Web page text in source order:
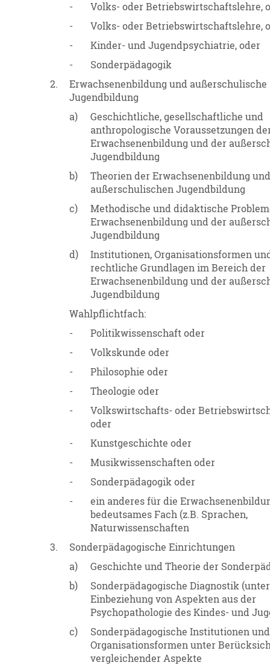
-
Volks- oder Betriebswirtschaftslehre,
-
Volks- oder Betriebswirtschaftslehre,
-
Kinder- und Jugendpsychiatrie, oder
-
Sonderpädagogik
2.
Erwachsenenbildung und außerschulische
Jugendbildung
a)
Geschichtliche, gesellschaftliche und
anthropologische Voraussetzungen
Erwachsenenbildung und der
Jugendbildung
b)
Theorien der Erwachsenenbildung
außerschulischen Jugendbildung
c)
Methodische und didaktische
Erwachsenenbildung und der
Jugendbildung
d)
Institutionen, Organisationsformen
rechtliche Grundlagen im Bereich der
Erwachsenenbildung und der
Jugendbildung
Wahlpflichtfach:
-
Politikwissenschaft oder
-
Volkskunde oder
-
Philosophie oder
-
Theologie oder
-
Volkswirtschafts- oder
oder
-
Kunstgeschichte oder
-
Musikwissenschaften oder
-
Sonderpädagogik oder
-
ein anderes für die
bedeutsames Fach (z.B. Sprachen,
Naturwissenschaften
3.
Sonderpädagogische Einrichtungen
a)
Geschichte und Theorie der
b)
Sonderpädagogische Diagnostik (unter
Einbeziehung von Aspekten aus der
Psychopathologie des Kindes- und
c)
Sonderpädagogische Institutionen und
Organisationsformen unter
vergleichender Aspekte